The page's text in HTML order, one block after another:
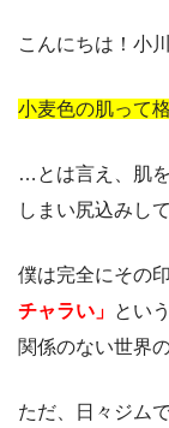
こんにちは！小
小麦色の肌って
…とは言え、肌
しまい尻込みし
僕は完全にその
チャラい」 とい
関係のない世界
ただ、日々ジム